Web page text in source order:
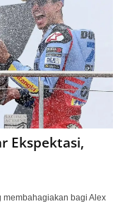
Ekspektasi,
membahagiakan bagi Alex